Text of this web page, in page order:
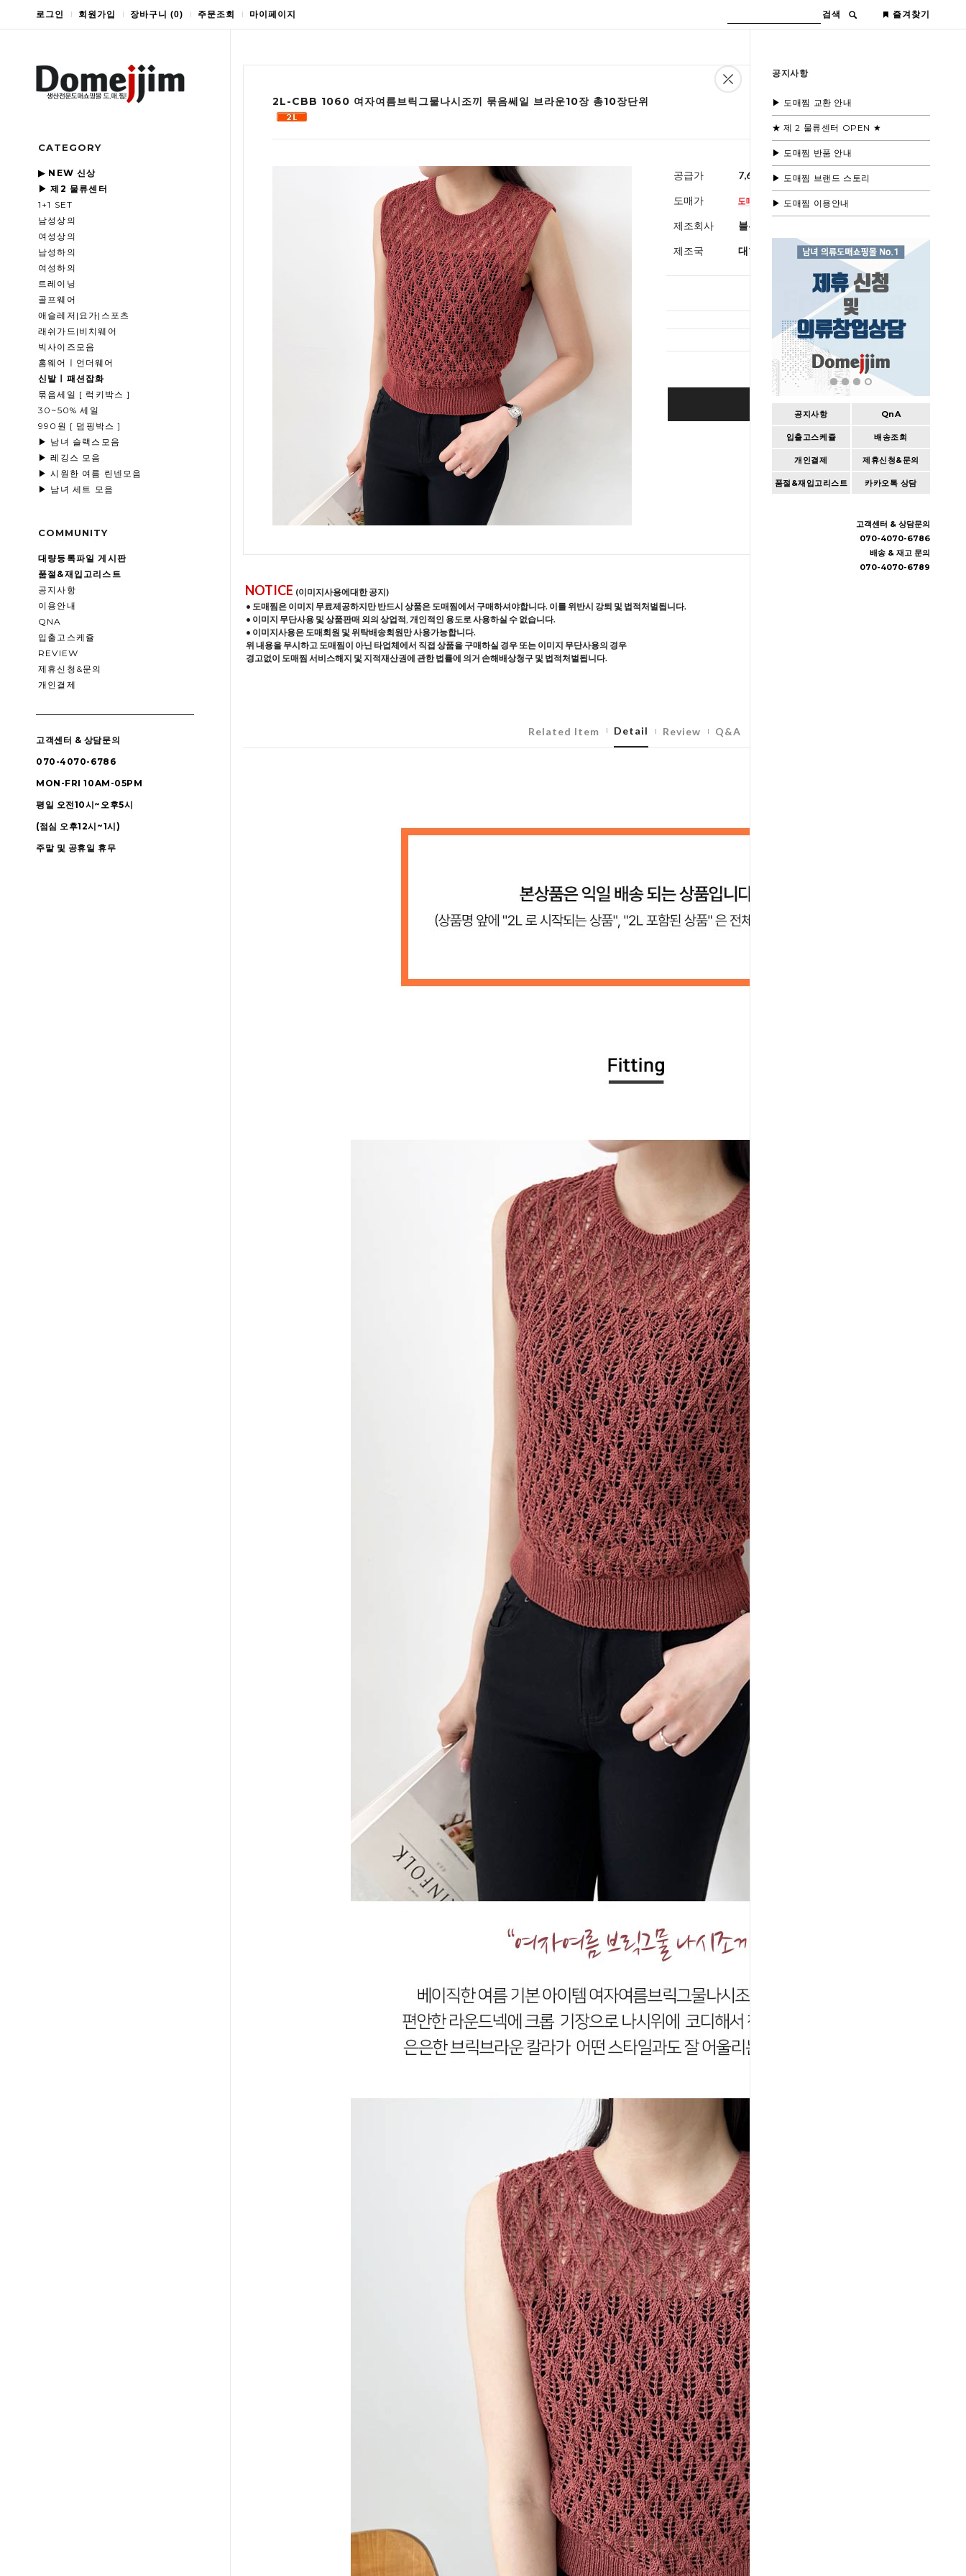
로그인 회원가입 장바구니 (0) 주문조회 마이페이지 검색 즐겨찾기
CATEGORY
▶ NEW 신상
▶ 제2 물류센터
1+1 SET
남성상의
여성상의
남성하의
여성하의
트레이닝
골프웨어
애슬레저|요가|스포츠
래쉬가드|비치웨어
빅사이즈모음
홈웨어ㅣ언더웨어
신발ㅣ패션잡화
묶음세일 [ 럭키박스 ]
30~50% 세일
990원 [ 덤핑박스 ]
▶ 남녀 슬랙스모음
▶ 레깅스 모음
▶ 시원한 여름 린넨모음
▶ 남녀 세트 모음
COMMUNITY
대량등록파일 게시판
품절&재입고리스트
공지사항
이용안내
QNA
입출고스케쥴
REVIEW
제휴신청&문의
개인결제
고객센터 & 상담문의
070-4070-6786
MON-FRI 10AM-05PM
평일 오전10시~오후5시
(점심 오후12시~1시)
주말 및 공휴일 휴무
공지사항
▶ 도매찜 교환 안내
★ 제 2 물류센터 OPEN ★
▶ 도매찜 반품 안내
▶ 도매찜 브랜드 스토리
▶ 도매찜 이용안내
공지사항 QnA
입출고스케쥴 배송조회
개인결제 제휴신청&문의
품절&재입고리스트 카카오톡 상담
고객센터 & 상담문의
070-4070-6786
배송 & 재고 문의
070-4070-6789
2L-CBB 1060 여자여름브릭그물나시조끼 묶음쎄일 브라운10장 총10장단위
공급가 7,600원 (부가세별도)
도매가
제조회사 블루모드제휴사
제조국 대한민국
Cart | Wishlist
NOTICE (이미지사용에대한 공지)
• 도매찜은 이미지 무료제공하지만 반드시 상품은 도매찜에서 구매하셔야합니다. 이를 위반시 강퇴 및 법적처벌됩니다.
• 이미지 무단사용 및 상품판매 외의 상업적, 개인적인 용도로 사용하실 수 없습니다.
• 이미지사용은 도매회원 및 위탁배송회원만 사용가능합니다.
위 내용을 무시하고 도매찜이 아닌 타업체에서 직접 상품을 구매하실 경우 또는 이미지 무단사용의 경우
경고없이 도매찜 서비스해지 및 지적재산권에 관한 법률에 의거 손해배상청구 및 법적처벌됩니다.
Related Item Detail Review Q&A